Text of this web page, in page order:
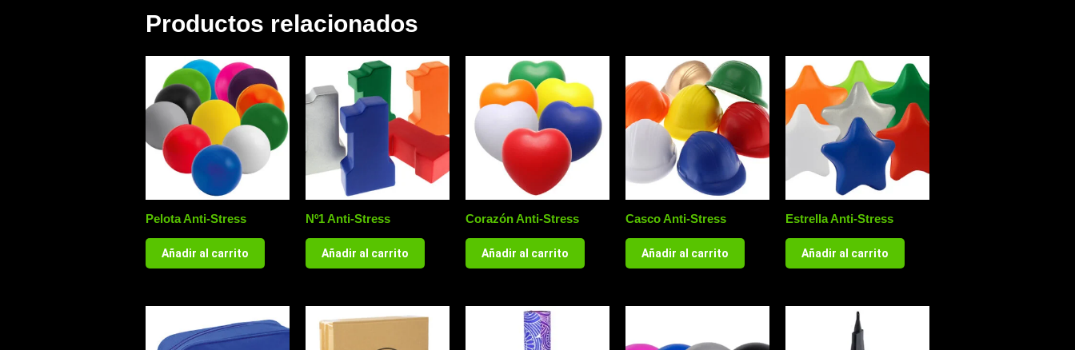
Productos relacionados
Pelota Anti-Stress
Añadir al carrito
Nº1 Anti-Stress
Añadir al carrito
Corazón Anti-Stress
Añadir al carrito
Casco Anti-Stress
Añadir al carrito
Estrella Anti-Stress
Añadir al carrito